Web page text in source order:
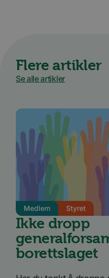
Flere artikler
Se alle artikler
Medlem Styret
Ikke dropp
borettslaget